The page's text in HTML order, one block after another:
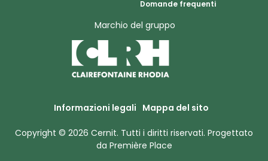
Domande frequenti
Marchio del gruppo
Informazioni legali Mappa del sito
Copyright © 2026 Cernit. Tutti i diritti riservati. Progettato
da Première Place